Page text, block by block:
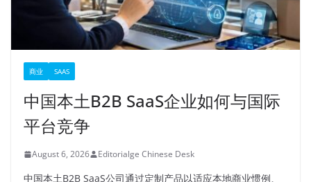
商业 SAAS
中国本土B2B SaaS企业如何与国际
平台竞争
August 6, 2026 Editorialge Chinese Desk
中国本土B2B SaaS公司通过定制产品以适应本地商业惯例、